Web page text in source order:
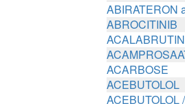
ABIRATERON
ABROCITINIB
ACARBOSE
ACEBUTOLOL
ACEBUTOLOL /